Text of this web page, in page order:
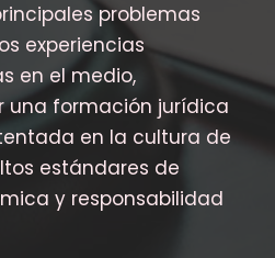
problemas
experiencias
en el medio,
una formación jurídica
en la cultura de
estándares de
y responsabilidad